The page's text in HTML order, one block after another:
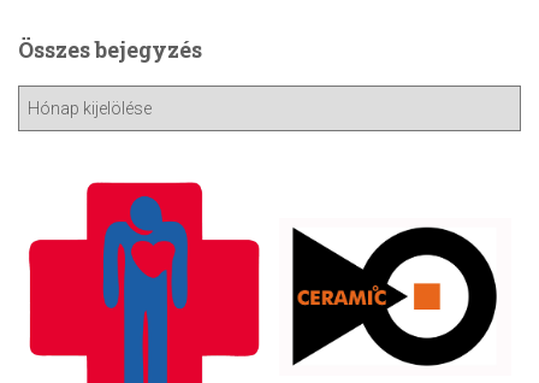
Összes bejegyzés